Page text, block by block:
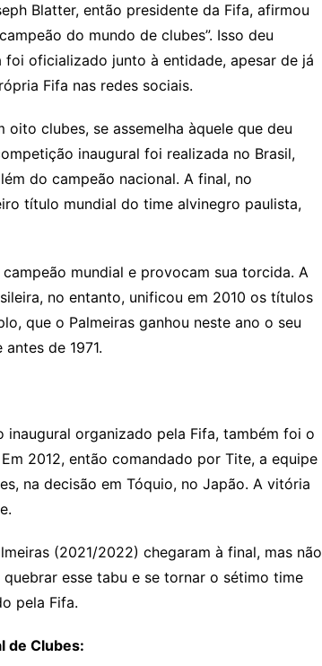
Blatter, então presidente da Fifa, afirmou
do mundo de clubes”. Isso deu
oficializado junto à entidade, apesar de já
Fifa nas redes sociais.
clubes, se assemelha àquele que deu
inaugural foi realizada no Brasil,
do campeão nacional. A final, no
título mundial do time alvinegro paulista,
mundial e provocam sua torcida. A
no entanto, unificou em 2010 os títulos
que o Palmeiras ganhou neste ano o seu
de 1971.
organizado pela Fifa, também foi o
2012, então comandado por Tite, a equipe
na decisão em Tóquio, no Japão. A vitória
(2021/2022) chegaram à final, mas não
esse tabu e se tornar o sétimo time
pela Fifa.
de Clubes: